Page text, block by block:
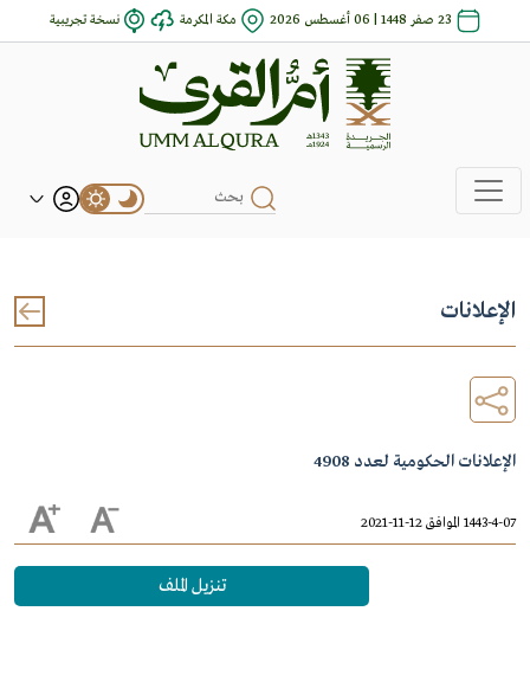
23 صفر 1448 | 06 أغسطس 2026 مكة المكرمة نسخة تجريبية
الإعلانات
الإعلانات الحكومية لعدد 4908
1443-4-07 الموافق 12-11-2021
تنزيل الملف